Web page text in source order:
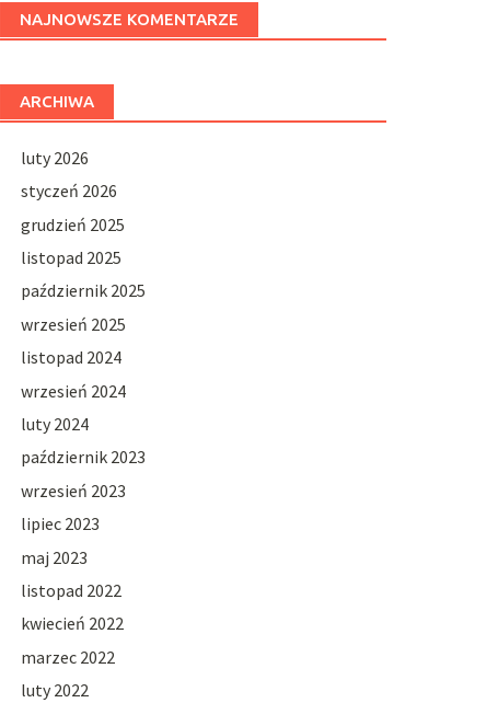
NAJNOWSZE KOMENTARZE
ARCHIWA
luty 2026
styczeń 2026
grudzień 2025
listopad 2025
październik 2025
wrzesień 2025
listopad 2024
wrzesień 2024
luty 2024
październik 2023
wrzesień 2023
lipiec 2023
maj 2023
listopad 2022
kwiecień 2022
marzec 2022
luty 2022